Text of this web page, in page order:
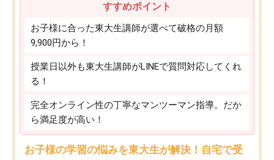
すすめポイント
お子様に合った東大生講師が選べて破格の月額
9,900円から！
授業日以外も東大生講師がLINEで質問対応してくれ
る！
完全オンライン性の丁寧なマンツーマン指導。だか
ら満足度が高い！
お子様の学習の悩みを東大生が解決！自宅で受